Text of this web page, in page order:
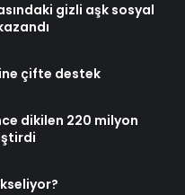
gizli aşk sosyal
çifte destek
dikilen 220 milyon